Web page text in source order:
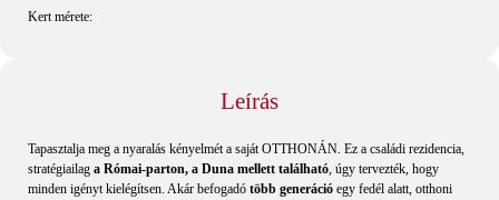
Kert mérete:
Leírás
Tapasztalja meg a nyaralás kényelmét a saját OTTHONÁN. Ez a családi rezidencia,
stratégiailag a Római-parton, a Duna mellett található, úgy tervezték, hogy
minden igényt kielégítsen. Akár befogadótöbb generáció egy fedél alatt, otthoni